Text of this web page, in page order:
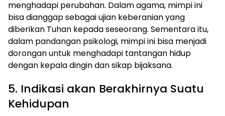
menghadapi perubahan. Dalam agama, mimpi ini
bisa dianggap sebagai ujian keberanian yang
diberikan Tuhan kepada seseorang. Sementara itu,
dalam pandangan psikologi, mimpi ini bisa menjadi
dorongan untuk menghadapi tantangan hidup
dengan kepala dingin dan sikap bijaksana.
5. Indikasi akan Berakhirnya Suatu
Kehidupan